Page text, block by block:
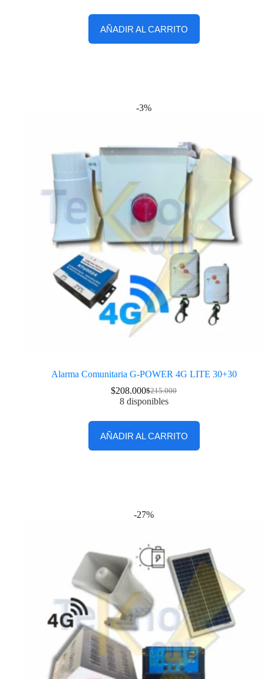
AÑADIR AL CARRITO
-3%
Alarma Comunitaria G-POWER 4G LITE 30+30
$215.000
$208.000
8 disponibles
AÑADIR AL CARRITO
-27%